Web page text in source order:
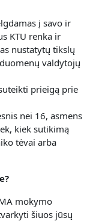
į savo ir
KTU renka ir
nustatytų tikslų
valdytojų
prieigą prie
nei 16, asmens
kiek sutikimą
tėvai arba
mokymo
šiuos jūsų